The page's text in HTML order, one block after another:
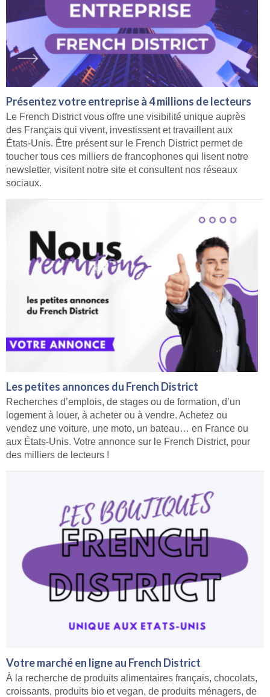
Présentez votre entreprise à 4 millions de lecteurs
Le French District vous offre une visibilité unique auprès
des Français qui vivent, investissent et travaillent aux
États-Unis. Être présent sur le French District permet de
toucher tous ces milliers de francophones qui lisent notre
newsletter, visitent notre site et consultent nos réseaux
sociaux.
Les petites annonces du French District
Recherches d’emplois, de stages ou de formation, d’un
logement à louer, à acheter ou à vendre. Achetez ou
vendez une voiture, une moto, un bateau… en France ou
aux États-Unis. Votre annonce sur le French District, pour
des milliers de lecteurs !
Votre marché en ligne au French District
À la recherche de produits alimentaires français, chocolats,
croissants, produits bio et vegan, de produits ménagers, de